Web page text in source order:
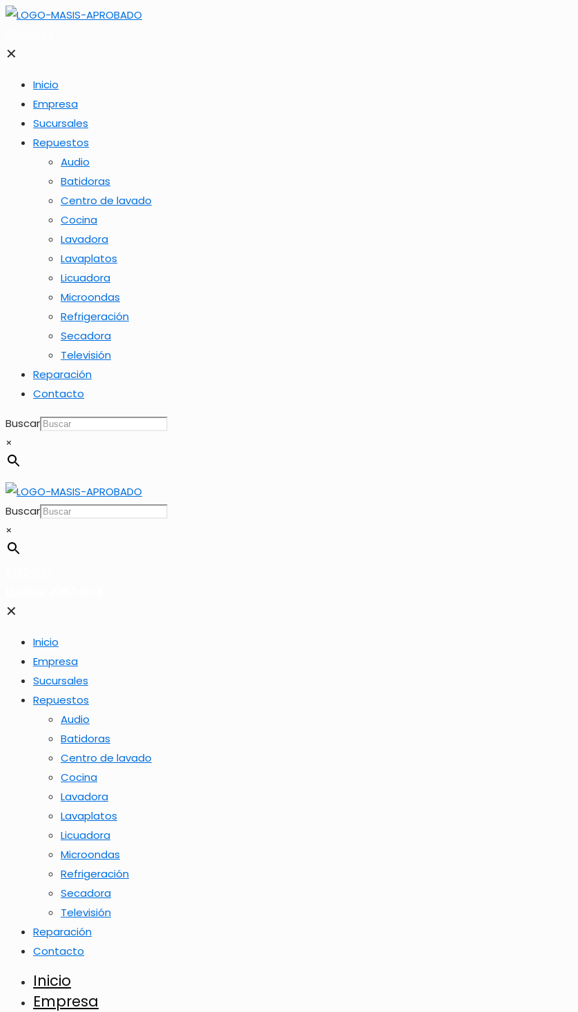
✕
Inicio
Empresa
Sucursales
Repuestos
Audio
Batidoras
Centro de lavado
Cocina
Lavadora
Lavaplatos
Licuadora
Microondas
Refrigeración
Secadora
Televisión
Reparación
Contacto
Buscar
×
Buscar
×
✕
Inicio
Empresa
Sucursales
Repuestos
Audio
Batidoras
Centro de lavado
Cocina
Lavadora
Lavaplatos
Licuadora
Microondas
Refrigeración
Secadora
Televisión
Reparación
Contacto
Inicio
Empresa